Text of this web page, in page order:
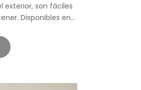
exterior, son fáciles
Disponibles en…